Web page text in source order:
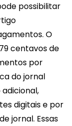
possibilitar
O
centavos de
por
do jornal
digitais e por
jornal. Essas